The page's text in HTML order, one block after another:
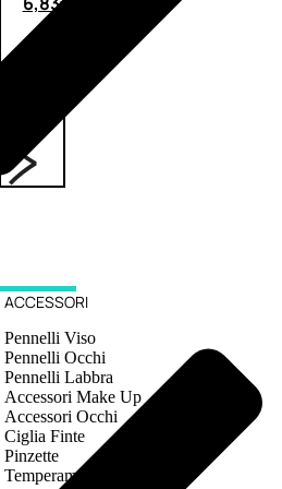
ACCESSORI
Pennelli Viso
Pennelli Occhi
Pennelli Labbra
Accessori Make Up
Accessori Occhi
Ciglia Finte
Pinzette
Temperamatite